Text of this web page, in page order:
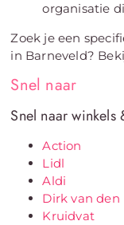
organisatie
Zoek je een
in Barneveld?
Snel naar
Snel naar winkels
Action
Lidl
Aldi
Dirk van den
Kruidvat